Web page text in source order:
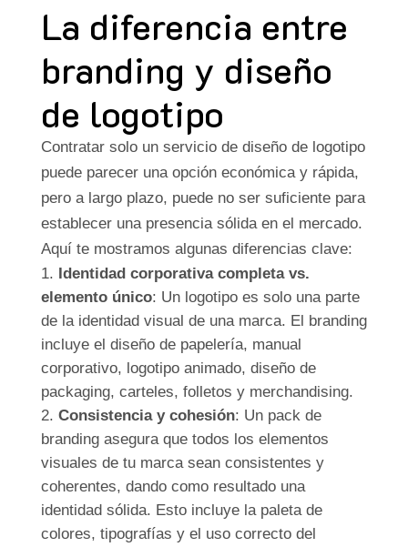
La diferencia entre
branding y diseño
de logotipo
Contratar solo un servicio de diseño de logotipo
puede parecer una opción económica y rápida,
pero a largo plazo, puede no ser suficiente para
establecer una presencia sólida en el mercado.
Aquí te mostramos algunas diferencias clave:
Identidad corporativa completa vs.
elemento único: Un logotipo es solo una parte
de la identidad visual de una marca. El branding
incluye el diseño de papelería, manual
corporativo, logotipo animado, diseño de
packaging, carteles, folletos y merchandising.
Consistencia y cohesión: Un pack de
branding asegura que todos los elementos
visuales de tu marca sean consistentes y
coherentes, dando como resultado una
identidad sólida. Esto incluye la paleta de
colores, tipografías y el uso correcto del